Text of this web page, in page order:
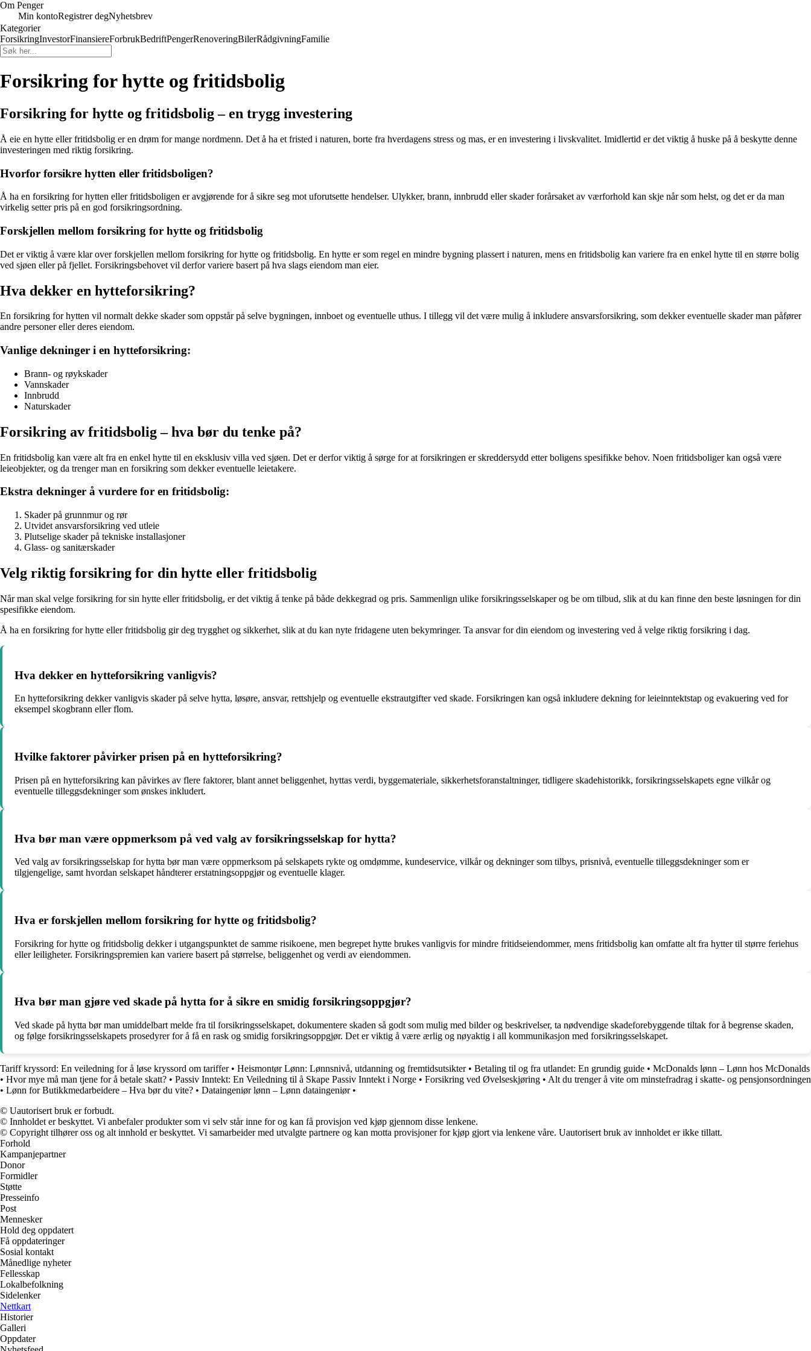
Om Penger
Min kontoRegistrer degNyhetsbrev
Kategorier
ForsikringInvestorFinansiereForbrukBedriftPengerRenoveringBilerRådgivningFamilie
Forsikring for hytte og fritidsbolig
Forsikring for hytte og fritidsbolig – en trygg investering
Å eie en hytte eller fritidsbolig er en drøm for mange nordmenn. Det å ha et fristed i naturen, borte fra hverdagens stress og mas, er en investering i livskvalitet. Imidlertid er det viktig å huske på å beskytte denne
investeringen med riktig forsikring.
Hvorfor forsikre hytten eller fritidsboligen?
Å ha en forsikring for hytten eller fritidsboligen er avgjørende for å sikre seg mot uforutsette hendelser. Ulykker, brann, innbrudd eller skader forårsaket av værforhold kan skje når som helst, og det er da man
virkelig setter pris på en god forsikringsordning.
Forskjellen mellom forsikring for hytte og fritidsbolig
Det er viktig å være klar over forskjellen mellom forsikring for hytte og fritidsbolig. En hytte er som regel en mindre bygning plassert i naturen, mens en fritidsbolig kan variere fra en enkel hytte til en større bolig
ved sjøen eller på fjellet. Forsikringsbehovet vil derfor variere basert på hva slags eiendom man eier.
Hva dekker en hytteforsikring?
En forsikring for hytten vil normalt dekke skader som oppstår på selve bygningen, innboet og eventuelle uthus. I tillegg vil det være mulig å inkludere ansvarsforsikring, som dekker eventuelle skader man påfører
andre personer eller deres eiendom.
Vanlige dekninger i en hytteforsikring:
Brann- og røykskader
Vannskader
Innbrudd
Naturskader
Forsikring av fritidsbolig – hva bør du tenke på?
En fritidsbolig kan være alt fra en enkel hytte til en eksklusiv villa ved sjøen. Det er derfor viktig å sørge for at forsikringen er skreddersydd etter boligens spesifikke behov. Noen fritidsboliger kan også være
leieobjekter, og da trenger man en forsikring som dekker eventuelle leietakere.
Ekstra dekninger å vurdere for en fritidsbolig:
Skader på grunnmur og rør
Utvidet ansvarsforsikring ved utleie
Plutselige skader på tekniske installasjoner
Glass- og sanitærskader
Velg riktig forsikring for din hytte eller fritidsbolig
Når man skal velge forsikring for sin hytte eller fritidsbolig, er det viktig å tenke på både dekkegrad og pris. Sammenlign ulike forsikringsselskaper og be om tilbud, slik at du kan finne den beste løsningen for din
spesifikke eiendom.
Å ha en forsikring for hytte eller fritidsbolig gir deg trygghet og sikkerhet, slik at du kan nyte fridagene uten bekymringer. Ta ansvar for din eiendom og investering ved å velge riktig forsikring i dag.
Hva dekker en hytteforsikring vanligvis?
En hytteforsikring dekker vanligvis skader på selve hytta, løsøre, ansvar, rettshjelp og eventuelle ekstrautgifter ved skade. Forsikringen kan også inkludere dekning for leieinntektstap og evakuering ved for
eksempel skogbrann eller flom.
Hvilke faktorer påvirker prisen på en hytteforsikring?
Prisen på en hytteforsikring kan påvirkes av flere faktorer, blant annet beliggenhet, hyttas verdi, byggemateriale, sikkerhetsforanstaltninger, tidligere skadehistorikk, forsikringsselskapets egne vilkår og
eventuelle tilleggsdekninger som ønskes inkludert.
Hva bør man være oppmerksom på ved valg av forsikringsselskap for hytta?
Ved valg av forsikringsselskap for hytta bør man være oppmerksom på selskapets rykte og omdømme, kundeservice, vilkår og dekninger som tilbys, prisnivå, eventuelle tilleggsdekninger som er
tilgjengelige, samt hvordan selskapet håndterer erstatningsoppgjør og eventuelle klager.
Hva er forskjellen mellom forsikring for hytte og fritidsbolig?
Forsikring for hytte og fritidsbolig dekker i utgangspunktet de samme risikoene, men begrepet hytte brukes vanligvis for mindre fritidseiendommer, mens fritidsbolig kan omfatte alt fra hytter til større feriehus
eller leiligheter. Forsikringspremien kan variere basert på størrelse, beliggenhet og verdi av eiendommen.
Hva bør man gjøre ved skade på hytta for å sikre en smidig forsikringsoppgjør?
Ved skade på hytta bør man umiddelbart melde fra til forsikringsselskapet, dokumentere skaden så godt som mulig med bilder og beskrivelser, ta nødvendige skadeforebyggende tiltak for å begrense skaden,
og følge forsikringsselskapets prosedyrer for å få en rask og smidig forsikringsoppgjør. Det er viktig å være ærlig og nøyaktig i all kommunikasjon med forsikringsselskapet.
Tariff kryssord: En veiledning for å løse kryssord om tariffer• Heismontør Lønn: Lønnsnivå, utdanning og fremtidsutsikter• Betaling til og fra utlandet: En grundig guide • McDonalds lønn – Lønn hos McDonalds
• Hvor mye må man tjene for å betale skatt? • Passiv Inntekt: En Veiledning til å Skape Passiv Inntekt i Norge • Forsikring ved Øvelseskjøring • Alt du trenger å vite om minstefradrag i skatte- og pensjonsordningen
• Lønn for Butikkmedarbeidere – Hva bør du vite? • Dataingeniør lønn – Lønn dataingeniør•
© Uautorisert bruk er forbudt.
© Innholdet er beskyttet. Vi anbefaler produkter som vi selv står inne for og kan få provisjon ved kjøp gjennom disse lenkene.
© Copyright tilhører oss og alt innhold er beskyttet. Vi samarbeider med utvalgte partnere og kan motta provisjoner for kjøp gjort via lenkene våre. Uautorisert bruk av innholdet er ikke tillatt.
Forhold
Kampanjepartner
Donor
Formidler
Støtte
Presseinfo
Post
Mennesker
Hold deg oppdatert
Få oppdateringer
Sosial kontakt
Månedlige nyheter
Fellesskap
Lokalbefolkning
Sidelenker
Nettkart
Historier
Galleri
Oppdater